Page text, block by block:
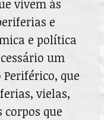
vivem às
e
e política
um
que
vielas,
corpos que